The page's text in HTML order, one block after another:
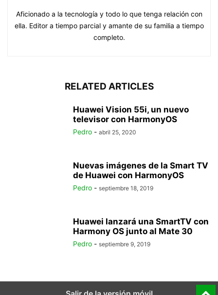
Aficionado a la tecnología y todo lo que tenga relación con
ella. Editor a tiempo parcial y amante de su familia a tiempo
completo.
RELATED ARTICLES
Huawei Vision 55i, un nuevo
televisor con HarmonyOS
Pedro - abril 25, 2020
Nuevas imágenes de la Smart TV
de Huawei con HarmonyOS
Pedro - septiembre 18, 2019
Huawei lanzará una SmartTV con
Harmony OS junto al Mate 30
Pedro - septiembre 9, 2019